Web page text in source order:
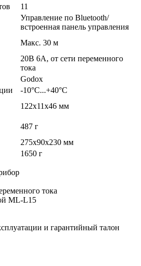
11
Управление по Bluetooth/
встроенная панель управления
Макс. 30 м
20В 6А, от сети переменного
тока
Godox
-10°C...+40°C
122х11х46 мм
487 г
275х90х230 мм
1650 г
тока
ML-L15
и гарантийный талон